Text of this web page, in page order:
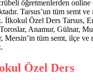
öğretmenlerden online
Tarsus’un tüm semt
İlkokul Özel Ders Tarsus,
Anamur, Gülnar,
Mersin’in tüm semt, ilçe ve
Özel Ders